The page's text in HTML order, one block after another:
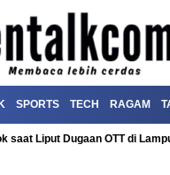
SPORTS TECH RAGAM
saat Liput Dugaan OTT di